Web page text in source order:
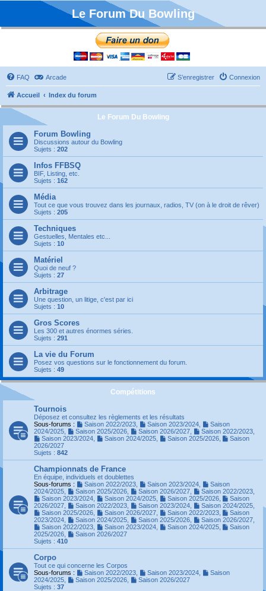
Le Forum Du Bowling
FAQ Arcade Connexion
S’enregistrer
Accueil Index du forum
Le Forum Du Bowling
Forum Bowling
Discussions autour du Bowling
Sujets : 202
Infos FFBSQ
BIF, Listing, etc.
Sujets : 162
Média
Tout ce que vous trouvez dans les journaux, radios, TV (on à le droit de rêver)
Sujets : 205
Techniques
Gestuelles, Mentales etc...
Sujets : 10
Matériel
Quoi de neuf ?
Sujets : 27
Arbitrage
Une question, un litige, c'est par ici
Sujets : 10
Gros Scores
Les 300 et autres énormes séries.
Sujets : 291
La vie du Forum
Posez vos questions sur le fonctionnement du forum.
Sujets : 49
Compétitions
Tournois
Déposez et consultez les règlements et les résultats
Sous-forums :
Saison 2022/2023, Saison 2023/2024,
Saison
2024/2025
Saison 2025/2026, Saison 2026/2027, Saison 2022/2023,
Saison 2023/2024, Saison 2024/2025, Saison 2025/2026,
Saison
2026/2027
Sujets : 842
Championnats de France
En équipe, individuels et doublettes
Sous-forums :
Saison 2022/2023, Saison 2023/2024,
Saison
2024/2025
Saison 2025/2026, Saison 2026/2027, Saison 2022/2023,
Saison 2023/2024, Saison 2024/2025, Saison 2025/2026,
Saison
2026/2027
Saison 2022/2023, Saison 2023/2024, Saison 2024/2025,
Saison 2025/2026, Saison 2026/2027, Saison 2022/2023,
Saison
2023/2024
Saison 2024/2025, Saison 2025/2026, Saison 2026/2027,
Saison 2022/2023, Saison 2023/2024, Saison 2024/2025,
Saison
2025/2026
Saison 2026/2027
Sujets : 410
Corpo
Tout ce qui concerne les Corpos
Sous-forums :
Saison 2022/2023, Saison 2023/2024,
Saison
2024/2025
Saison 2025/2026,
Saison 2026/2027
Sujets : 37